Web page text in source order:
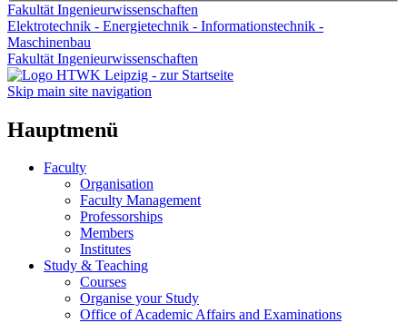
Fakultät Ingenieurwissenschaften
Elektrotechnik - Energietechnik - Informationstechnik -
Maschinenbau
Fakultät Ingenieurwissenschaften
Skip main site navigation
Hauptmenü
Faculty
Organisation
Faculty Management
Professorships
Members
Institutes
Study & Teaching
Courses
Organise your Study
Office of Academic Affairs and Examinations